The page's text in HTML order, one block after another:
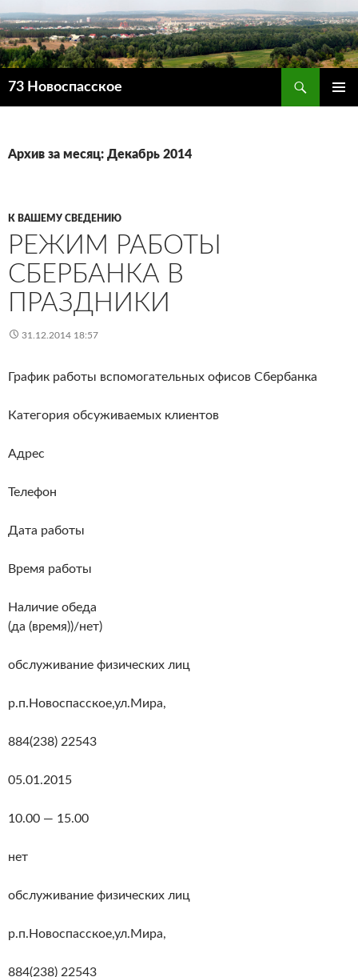
73 Новоспасское
Архив за месяц: Декабрь 2014
К ВАШЕМУ СВЕДЕНИЮ
РЕЖИМ РАБОТЫ
СБЕРБАНКА В
ПРАЗДНИКИ
31.12.2014 18:57
График работы вспомогательных офисов Сбербанка
Категория обсуживаемых клиентов
Адрес
Телефон
Дата работы
Время работы
Наличие обеда
(да (время))/нет)
обслуживание физических лиц
р.п.Новоспасское,ул.Мира,
884(238) 22543
05.01.2015
10.00 — 15.00
нет
обслуживание физических лиц
р.п.Новоспасское,ул.Мира,
884(238) 22543